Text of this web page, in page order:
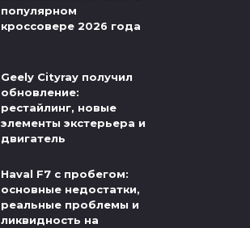
популярном
кроссовере 2026 года
Geely Cityray получил
обновление:
рестайлинг, новые
элементы экстерьера и
двигатель
Haval F7 с пробегом:
основные недостатки,
реальные проблемы и
ликвидность на